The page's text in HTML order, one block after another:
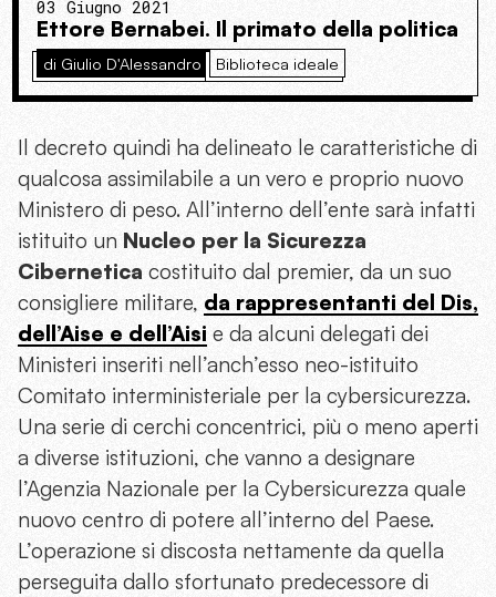
03 Giugno 2021
Ettore Bernabei. Il primato della politica
di Giulio D'Alessandro Biblioteca ideale
Il decreto quindi ha delineato le caratteristiche di
qualcosa assimilabile a un vero e proprio nuovo
Ministero di peso. All’interno dell’ente sarà infatti
istituito un Nucleo per la Sicurezza
Cibernetica costituito dal premier, da un suo
consigliere militare, da rappresentanti del Dis,
dell’Aise e dell’Aisi e da alcuni delegati dei
Ministeri inseriti nell’anch’esso neo-istituito
Comitato interministeriale per la cybersicurezza.
Una serie di cerchi concentrici, più o meno aperti
a diverse istituzioni, che vanno a designare
l’Agenzia Nazionale per la Cybersicurezza quale
nuovo centro di potere all’interno del Paese.
L’operazione si discosta nettamente da quella
perseguita dallo sfortunato predecessore di